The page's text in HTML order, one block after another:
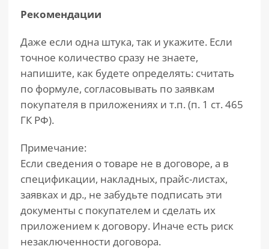
Рекомендации
Даже если одна штука, так и укажите. Если
точное количество сразу не знаете,
напишите, как будете определять: считать
по формуле, согласовывать по заявкам
покупателя в приложениях и т.п. (п. 1 ст. 465
ГК РФ).
Примечание:
Если сведения о товаре не в договоре, а в
спецификации, накладных, прайс-листах,
заявках и др., не забудьте подписать эти
документы с покупателем и сделать их
приложением к договору. Иначе есть риск
незаключенности договора.